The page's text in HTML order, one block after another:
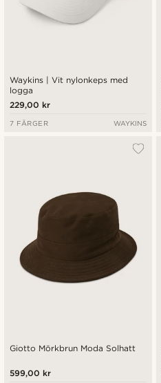
Waykins | Vit nylonkeps med
logga
229,00 kr
7 FÄRGER WAYKINS
Giotto Mörkbrun Moda Solhatt
599,00 kr